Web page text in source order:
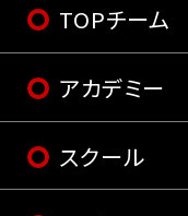
TOPチーム
アカデミー
スクール